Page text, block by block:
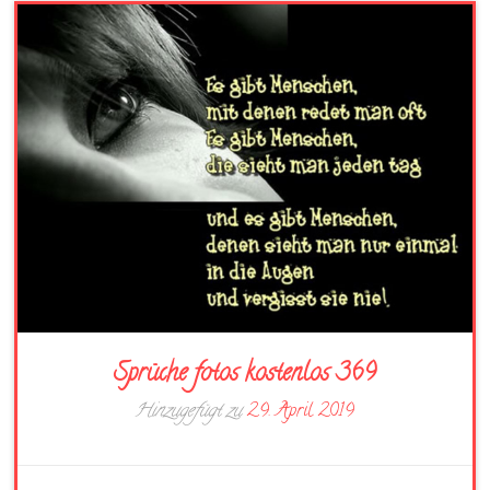
Sprüche fotos kostenlos 369
Hinzugefügt zu29. April 2019